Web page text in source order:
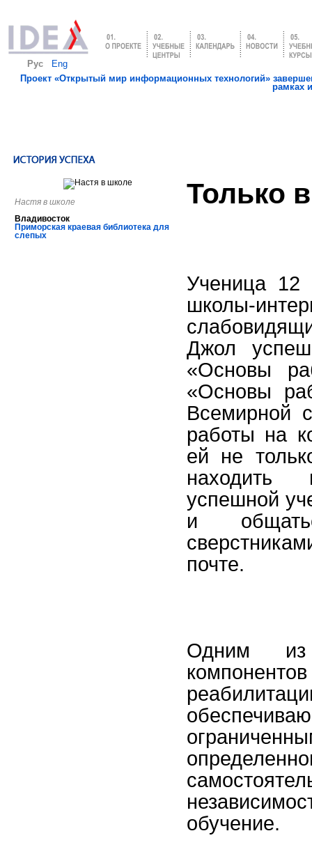
Рус
Eng
Проект «Открытый мир информационных технологий»
рамках
Настя в школе
Владивосток
Приморская краевая библиотека для
слепых
Только
Ученица 12
школы-
Джол
«Основы
«Основы
Всемирной
работы на
ей не
находить
успешной
и
почте.
Одним
обучение.